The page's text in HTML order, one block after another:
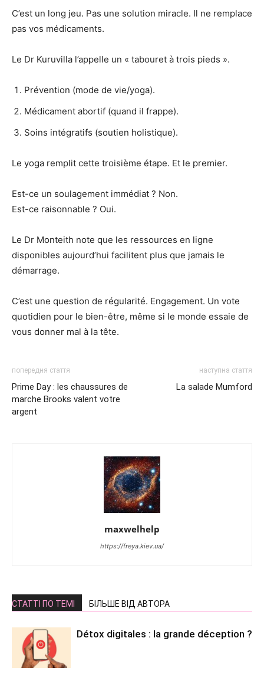
C’est un long jeu. Pas une solution miracle. Il ne remplace
pas vos médicaments.
Le Dr Kuruvilla l’appelle un « tabouret à trois pieds ».
Prévention (mode de vie/yoga).
Médicament abortif (quand il frappe).
Soins intégratifs (soutien holistique).
Le yoga remplit cette troisième étape. Et le premier.
Est-ce un soulagement immédiat ? Non.
Est-ce raisonnable ? Oui.
Le Dr Monteith note que les ressources en ligne
disponibles aujourd’hui facilitent plus que jamais le
démarrage.
C’est une question de régularité. Engagement. Un vote
quotidien pour le bien-être, même si le monde essaie de
vous donner mal à la tête.
попередня стаття
Prime Day : les chaussures de
marche Brooks valent votre
argent
наступна стаття
La salade Mumford
maxwelhelp
https://freya.kiev.ua/
СТАТТІ ПО ТЕМІ БІЛЬШЕ ВІД АВТОРА
Détox digitales : la grande déception ?